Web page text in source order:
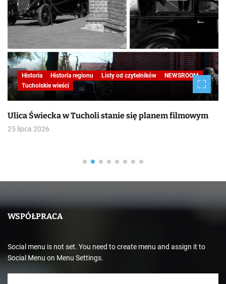
Historia Historia regionu Listy od czytelników
NEWSROOM
Tucholskie wieści
Ulica Świecka w Tucholi stanie się planem filmowym
25 lipca 2026
WSPÓŁPRACA
Social menu is not set. You need to create menu and assign it to
Social Menu on Menu Settings.